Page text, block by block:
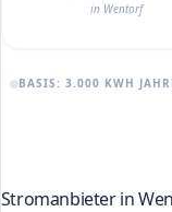
in Wentorf
BASIS: 3.000 KWH
Stromanbieter in